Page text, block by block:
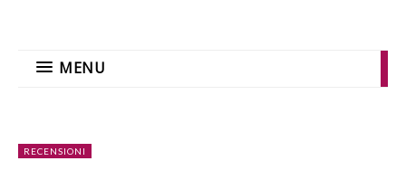
MENU
RECENSIONI